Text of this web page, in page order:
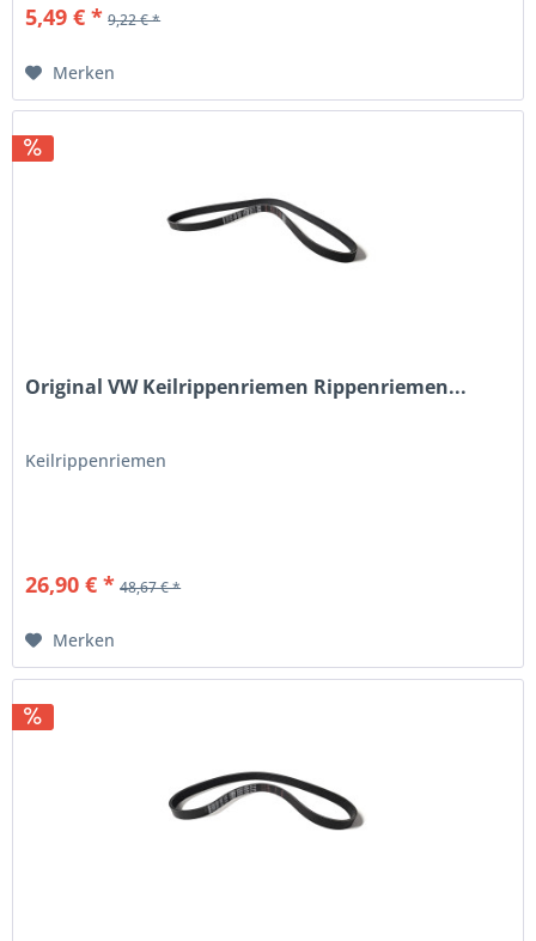
5,49 € * 9,22 € *
Merken
Original VW Keilrippenriemen Rippenriemen...
Keilrippenriemen
26,90 € * 48,67 € *
Merken